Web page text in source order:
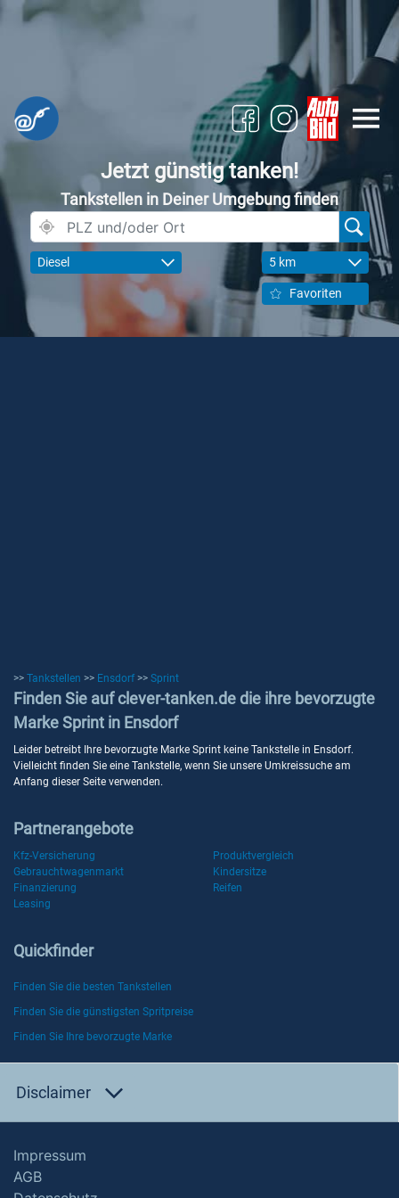
Jetzt günstig tanken!
Tankstellen in Deiner Umgebung finden
Diesel 5 km
Favoriten
>> Tankstellen >> Ensdorf >> Sprint
Finden Sie auf clever-tanken.de die ihre bevorzugte
Marke Sprint in Ensdorf
Leider betreibt Ihre bevorzugte Marke Sprint keine Tankstelle in Ensdorf.
Vielleicht finden Sie eine Tankstelle, wenn Sie unsere Umkreissuche am
Anfang dieser Seite verwenden.
Partnerangebote
Kfz-Versicherung
Produktvergleich
Gebrauchtwagenmarkt
Kindersitze
Finanzierung
Reifen
Leasing
Quickfinder
Finden Sie die besten Tankstellen
Finden Sie die günstigsten Spritpreise
Finden Sie Ihre bevorzugte Marke
Disclaimer
Impressum
AGB